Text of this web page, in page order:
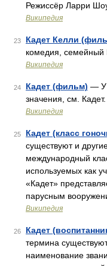
Режиссёр Ларри
Википедия
23 Кадет Келли
комедия,
Википедия
24 Кадет (фильм) — У
значения, см.
Википедия
25 Кадет (класс
существуют и
международный
используемых как
«Кадет»
парусным
Википедия
26 Кадет
термина
наименование